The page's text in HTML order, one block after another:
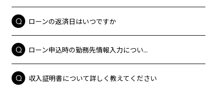
ローンの返済日はいつですか
ローン申込時の勤務先情報入力につい...
収入証明書について詳しく教えてください